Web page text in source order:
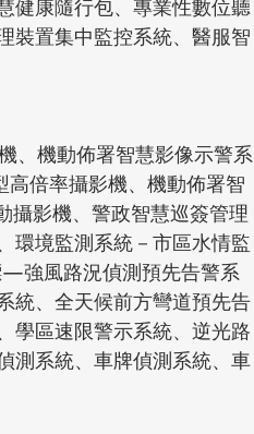
健康隨行包、專業性數位聽
裝置集中監控系統、醫服智
、機動佈署智慧影像示警系
倍率攝影機、機動佈署智
影機、警政智慧巡簽管理
環境監測系統－市區水情監
強風路況偵測預先告警系
統、全天候前方彎道預先告
學區速限警示系統、逆光路
測系統、車牌偵測系統、車